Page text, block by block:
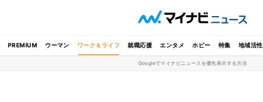
PREMIUM ウーマン ワーク＆ライフ 就職応援 エンタメ ホビー 特集 地域活性
Googleでマイナビニュースを優先表示する方法